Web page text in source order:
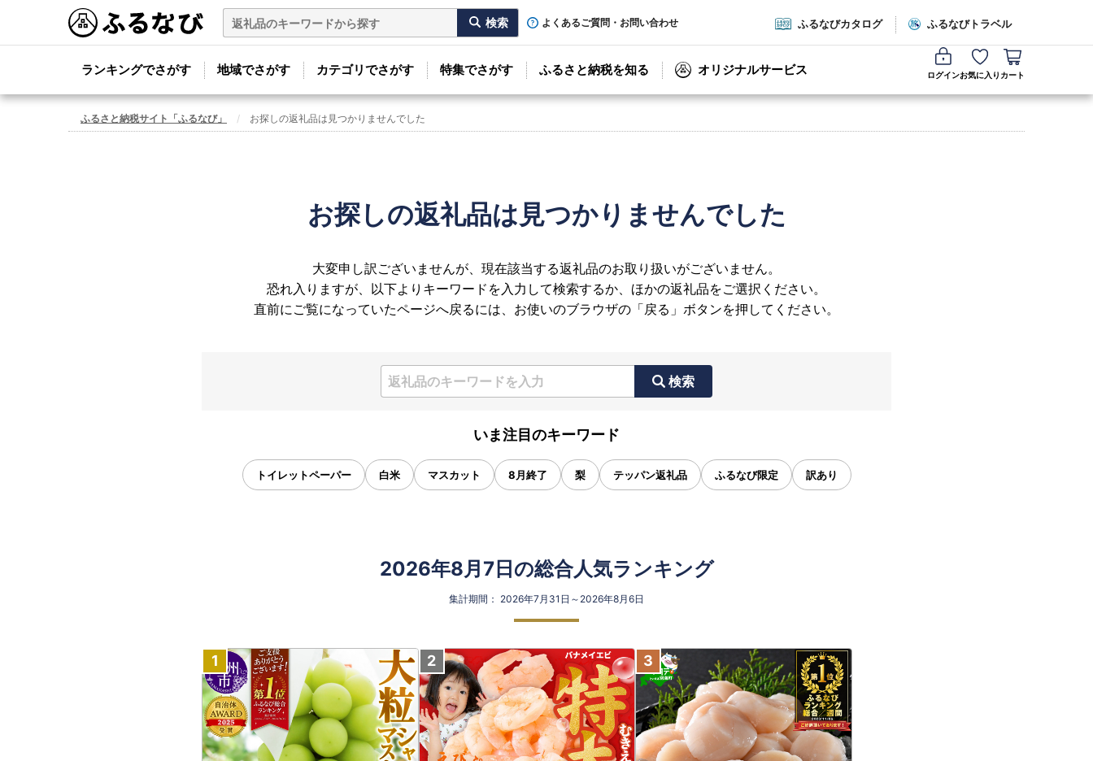
よくあるご質問・お問い合わせ ふるなびカタログ ふるなびトラベル
ランキングでさがす 地域でさがす カテゴリでさがす 特集でさがす ふるさと納税を知る オリジナルサービス ログインお気に入り カート
ふるさと納税サイト「ふるなび」 お探しの返礼品は見つかりませんでした
お探しの返礼品は見つかりませんでした
大変申し訳ございませんが、現在該当する返礼品のお取り扱いがございません。
恐れ入りますが、以下よりキーワードを入力して検索するか、ほかの返礼品をご選択ください。
直前にご覧になっていたページへ戻るには、お使いのブラウザの「戻る」ボタンを押してください。
検索
いま注目のキーワード
トイレットペーパー 白米 マスカット 8月終了 梨 テッパン返礼品 ふるなび限定 訳あり
2026年8月7日の総合人気ランキング
集計期間： 2026年7月31日～2026年8月6日